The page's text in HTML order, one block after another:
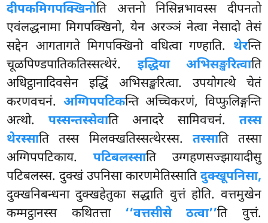
दीपकमिगपक्खिनोति अत्तनो निसिन्नभावस्स दीपनतो
एवंलद्धनामा मिगपक्खिनो, येन अरञ्ञं नेत्वा नेसादो तेसं
सद्देन आगतागते मिगपक्खिनो वधित्वा गण्हाति. थेरन्ति
चूळपिण्डपातिकतिस्सत्थेरं. इद्धिया अभिसङ्खरित्वाति
अधिट्ठानादिवसेन इद्धिं अभिसङ्खरित्वा. उपयोगत्थे चेतं
करणवचनं. अग्गिपपटिकन्ति अच्चिकरणं, विप्फुलिङ्गन्ति
अत्थो.पस्सन्तस्सेवाति अनादरे सामिवचनं. तस्स
थेरस्साति तस्स मिलक्खतिस्सत्थेरस्स. तस्साति तस्सा
अग्गिपपटिकाय. पटिबलस्साति उग्गहणसज्झायादीसु
पटिबलस्स. दुक्खं उपनिसा कारणमेतिस्सातिदुक्खूपनिसा,
दुक्खनिबन्धना दुक्खहेतुका सद्धाति वुत्तं होति. वत्तमुखेन
कम्मट्ठानस्स कथितत्ता ‘‘वत्तसीसे ठत्वा’’ति वुत्तं.